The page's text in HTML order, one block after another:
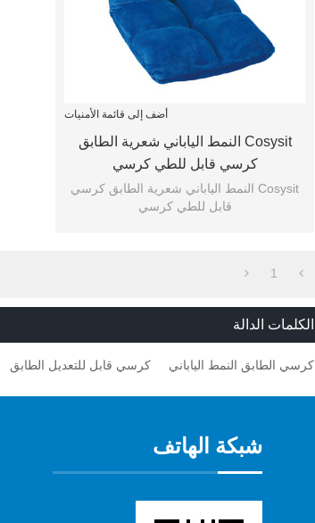
أضف إلى قائمة الأمنيات
Cosysit النمط الياباني شعرية الطابق
كرسي قابل للطي كرسي
Cosysit النمط الياباني شعرية الطابق كرسي
قابل للطي كرسي
1
الكلمات الدالة
كرسي الطابق النمط الياباني كرسي قابل للتعديل الطابق
شبكة الهاتف